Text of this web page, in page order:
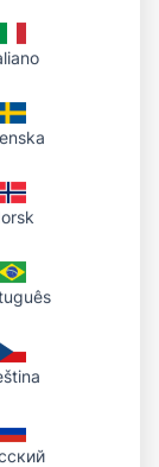
Discord
forum
ang